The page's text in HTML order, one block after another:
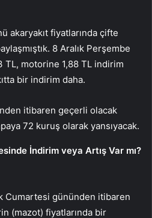
akaryakıt fiyatlarında çifte
8 Aralık Perşembe
TL, motorine 1,88 TL indirim
bir indirim daha.
itibaren geçerli olacak
72 kuruş olarak yansıyacak.
İndirim veya Artış Var mı?
Cumartesi gününden itibaren
(mazot) fiyatlarında bir